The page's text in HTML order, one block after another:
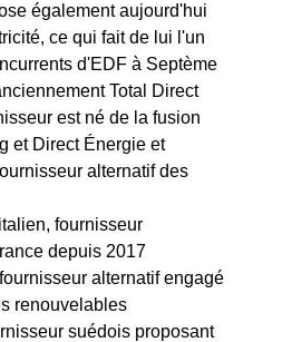
également aujourd'hui
ce qui fait de lui l'un
d'EDF à Septème
Total Direct
est né de la fusion
et Direct Énergie et
alternatif des
fournisseur
depuis 2017
alternatif engagé
renouvelables
suédois proposant